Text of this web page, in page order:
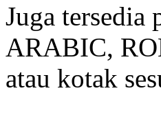
Juga
ARABIC,
atau kotak